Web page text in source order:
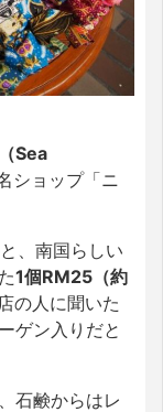
Sea
ショップ「ニ
、南国らしい
1個RM25（約
の人に聞いた
ゲン入りだと
石鹸からはレ